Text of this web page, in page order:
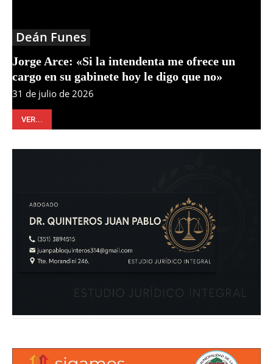
Deán Funes
Jorge Arce: «Si la intendenta me ofrece un
cargo en su gabinete hoy le digo que no»
31 de julio de 2026
VER...